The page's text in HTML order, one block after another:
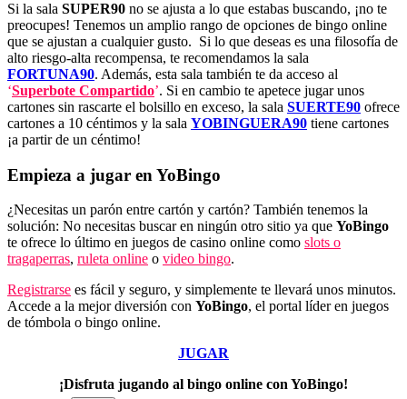
Si la sala SUPER90 no se ajusta a lo que estabas buscando, ¡no te
preocupes! Tenemos un amplio rango de opciones de bingo online
que se ajustan a cualquier gusto. Si lo que deseas es una filosofía de
alto riesgo-alta recompensa, te recomendamos la sala
FORTUNA90. Además, esta sala también te da acceso al
‘Superbote Compartido’. Si en cambio te apetece jugar unos
cartones sin rascarte el bolsillo en exceso, la sala SUERTE90 ofrece
cartones a 10 céntimos y la sala YOBINGUERA90 tiene cartones
¡a partir de un céntimo!
Empieza a jugar en YoBingo
¿Necesitas un parón entre cartón y cartón? También tenemos la
solución: No necesitas buscar en ningún otro sitio ya que YoBingo
te ofrece lo último en juegos de casino online como slots o
tragaperras, ruleta online o video bingo.
Registrarse es fácil y seguro, y simplemente te llevará unos minutos.
Accede a la mejor diversión con YoBingo, el portal líder en juegos
de tómbola o bingo online.
JUGAR
¡Disfruta jugando al bingo online con YoBingo!